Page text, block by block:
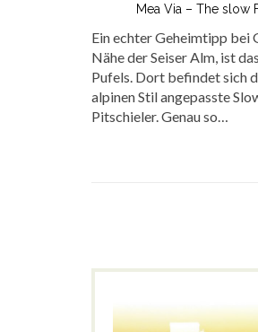
Mea Via – The slow
Ein echter Geheimtipp bei
Nähe der Seiser Alm, ist
Pufels. Dort befindet sich
alpinen Stil angepasste
Pitschieler. Genau so…